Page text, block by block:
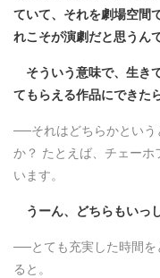
ていて、それを劇場空間
れこそが演劇だと思うんで
そういう意味で、生き
てもらえる作品にできた
──それはどちらかという
か？ たとえば、チェー
います。
うーん、どちらもいっ
──とても充実した時間を
ると。